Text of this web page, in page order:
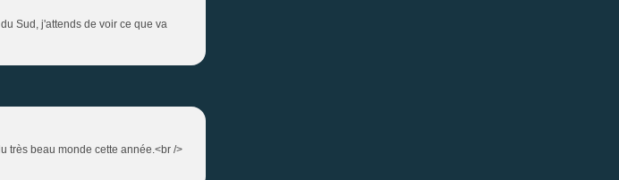
Sud, j'attends de voir ce que va
très beau monde cette année.<br />